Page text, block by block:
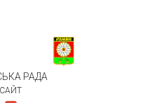
РАДА